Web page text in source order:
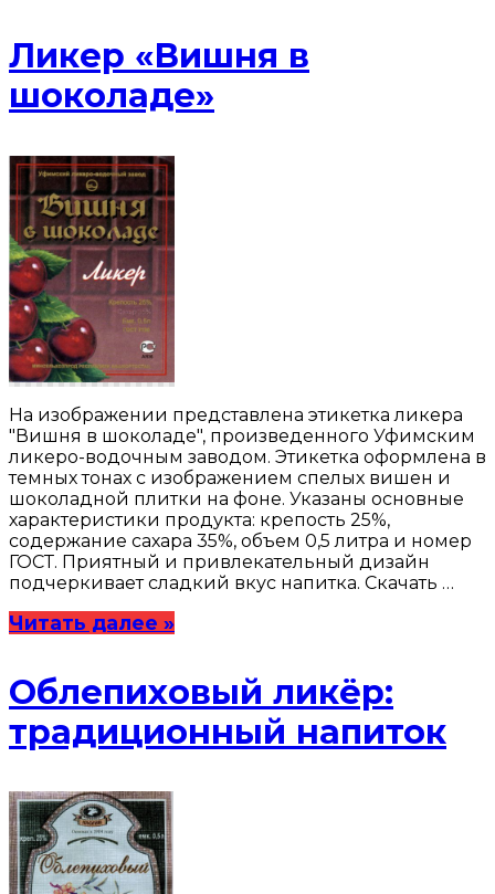
Ликер «Вишня в
шоколаде»
На изображении представлена этикетка ликера
"Вишня в шоколаде", произведенного Уфимским
ликеро-водочным заводом. Этикетка оформлена в
темных тонах с изображением спелых вишен и
шоколадной плитки на фоне. Указаны основные
характеристики продукта: крепость 25%,
содержание сахара 35%, объем 0,5 литра и номер
ГОСТ. Приятный и привлекательный дизайн
подчеркивает сладкий вкус напитка. Скачать …
Читать далее »
Облепиховый ликёр:
традиционный напиток